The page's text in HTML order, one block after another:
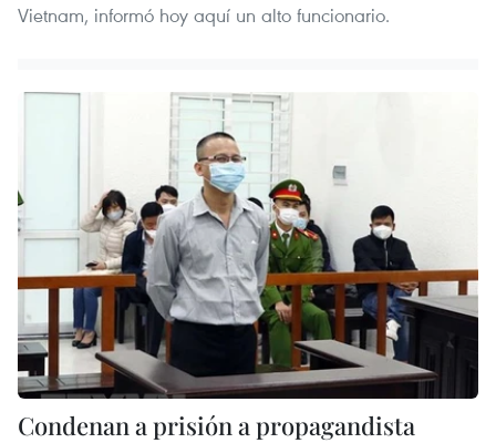
Vietnam, informó hoy aquí un alto funcionario.
Condenan a prisión a propagandista